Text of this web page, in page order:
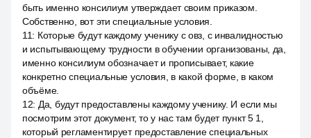
быть именно консилиум утверждает своим приказом.
Собственно, вот эти специальные условия.
11: Которые будут каждому ученику с овз, с инвалидностью
и испытывающему трудности в обучении организованы, да,
именно консилиум обозначает и прописывает, какие
конкретно специальные условия, в какой форме, в каком
объёме.
12: Да, будут предоставлены каждому ученику. И если мы
посмотрим этот документ, то у нас там будет пункт 5 1,
который регламентирует предоставление специальных